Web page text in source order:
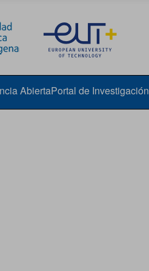
AbiertaPortal de Investigación